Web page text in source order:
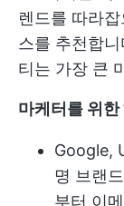
렌드를 따라
스를 추천합
티는 가장 큰
마케터를 위한
Google,
명 브랜
부터 이